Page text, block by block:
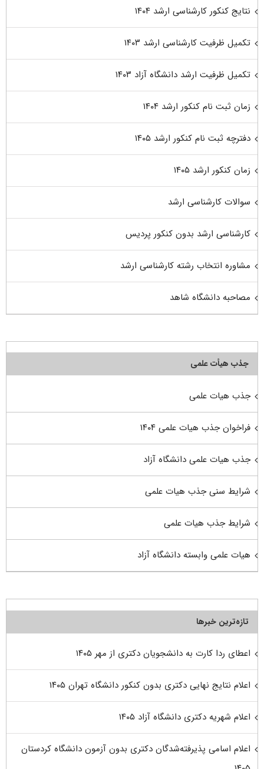
نتایج کنکور کارشناسی ارشد ۱۴۰۴
تکمیل ظرفیت کارشناسی ارشد ۱۴۰۳
تکمیل ظرفیت ارشد دانشگاه آزاد ۱۴۰۳
زمان ثبت نام کنکور ارشد ۱۴۰۴
دفترچه ثبت نام کنکور ارشد ۱۴۰۵
زمان کنکور ارشد ۱۴۰۵
سوالات کارشناسی ارشد
کارشناسی ارشد بدون کنکور پردیس
مشاوره انتخاب رشته کارشناسی ارشد
مصاحبه دانشگاه شاهد
جذب هیأت علمی
جذب هیات علمی
فراخوان جذب هیات علمی ۱۴۰۴
جذب هیات علمی دانشگاه آزاد
شرایط سنی جذب هیات علمی
شرایط جذب هیات علمی
هیات علمی وابسته دانشگاه آزاد
تازه‌ترین خبرها
اعطای ردا کارت به دانشجویان دکتری از مهر ۱۴۰۵
اعلام نتایج نهایی دکتری بدون کنکور دانشگاه تهران ۱۴۰۵
اعلام شهریه دکتری دانشگاه آزاد ۱۴۰۵
اعلام اسامی پذیرفته‌شدگان دکتری بدون آزمون دانشگاه کردستان